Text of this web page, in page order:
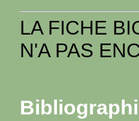
LA FICHE
N'A PAS